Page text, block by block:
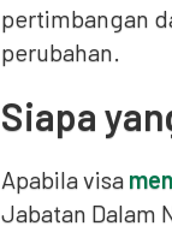
pertimbangan
perubahan.
Siapa
Apabila visa
Jabatan Dalam